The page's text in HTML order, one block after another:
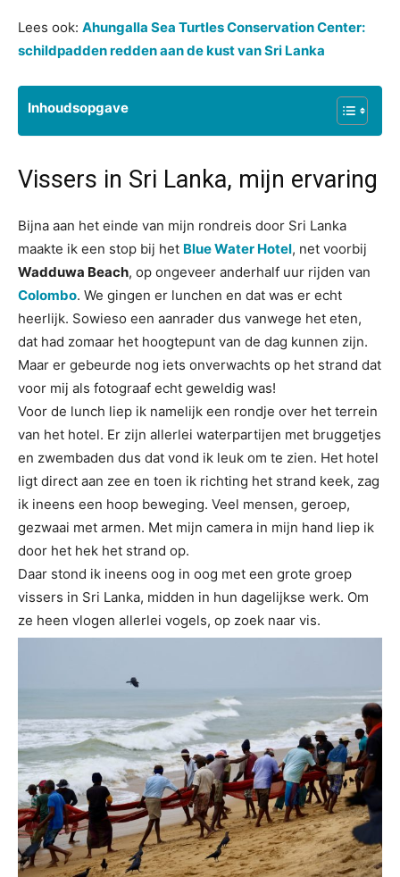
Lees ook: Ahungalla Sea Turtles Conservation Center:
schildpadden redden aan de kust van Sri Lanka
Inhoudsopgave
Vissers in Sri Lanka, mijn ervaring
Bijna aan het einde van mijn rondreis door Sri Lanka
maakte ik een stop bij het Blue Water Hotel, net voorbij
Wadduwa Beach, op ongeveer anderhalf uur rijden van
Colombo. We gingen er lunchen en dat was er echt
heerlijk. Sowieso een aanrader dus vanwege het eten,
dat had zomaar het hoogtepunt van de dag kunnen zijn.
Maar er gebeurde nog iets onverwachts op het strand dat
voor mij als fotograaf echt geweldig was!
Voor de lunch liep ik namelijk een rondje over het terrein
van het hotel. Er zijn allerlei waterpartijen met bruggetjes
en zwembaden dus dat vond ik leuk om te zien. Het hotel
ligt direct aan zee en toen ik richting het strand keek, zag
ik ineens een hoop beweging. Veel mensen, geroep,
gezwaai met armen. Met mijn camera in mijn hand liep ik
door het hek het strand op.
Daar stond ik ineens oog in oog met een grote groep
vissers in Sri Lanka, midden in hun dagelijkse werk. Om
ze heen vlogen allerlei vogels, op zoek naar vis.